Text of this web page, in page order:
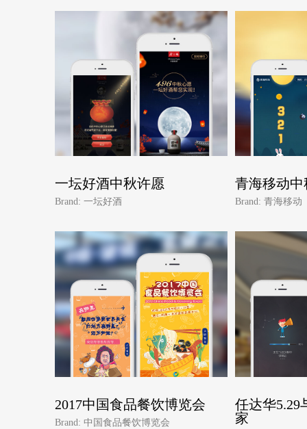
一坛好酒中秋许愿
Brand: 一坛好酒
青海移动中
Brand: 青海移动
2017中国食品餐饮博览会
Brand: 中国食品餐饮博览会
任达华5.29
家